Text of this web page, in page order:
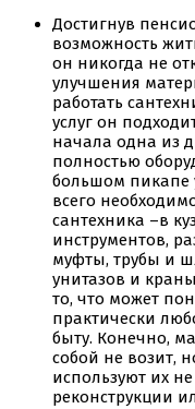
Достигнув
возможность
он никогда не
улучшения
работать
услуг он
начала одна из
полностью
большом пикапе
всего
сантехника –в
инструментов,
муфты, трубы и
унитазов и
то, что может
практически
быту. Конечно,
собой не возит,
используют их
реконструкции